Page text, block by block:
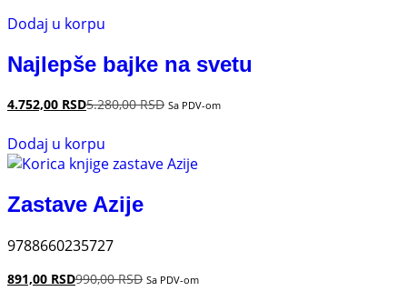
Dodaj u korpu
Najlepše bajke na svetu
4.752,00 RSD5.280,00RSD Sa PDV-om
Dodaj u korpu
Zastave Azije
9788660235727
891,00 RSD990,00RSD Sa PDV-om